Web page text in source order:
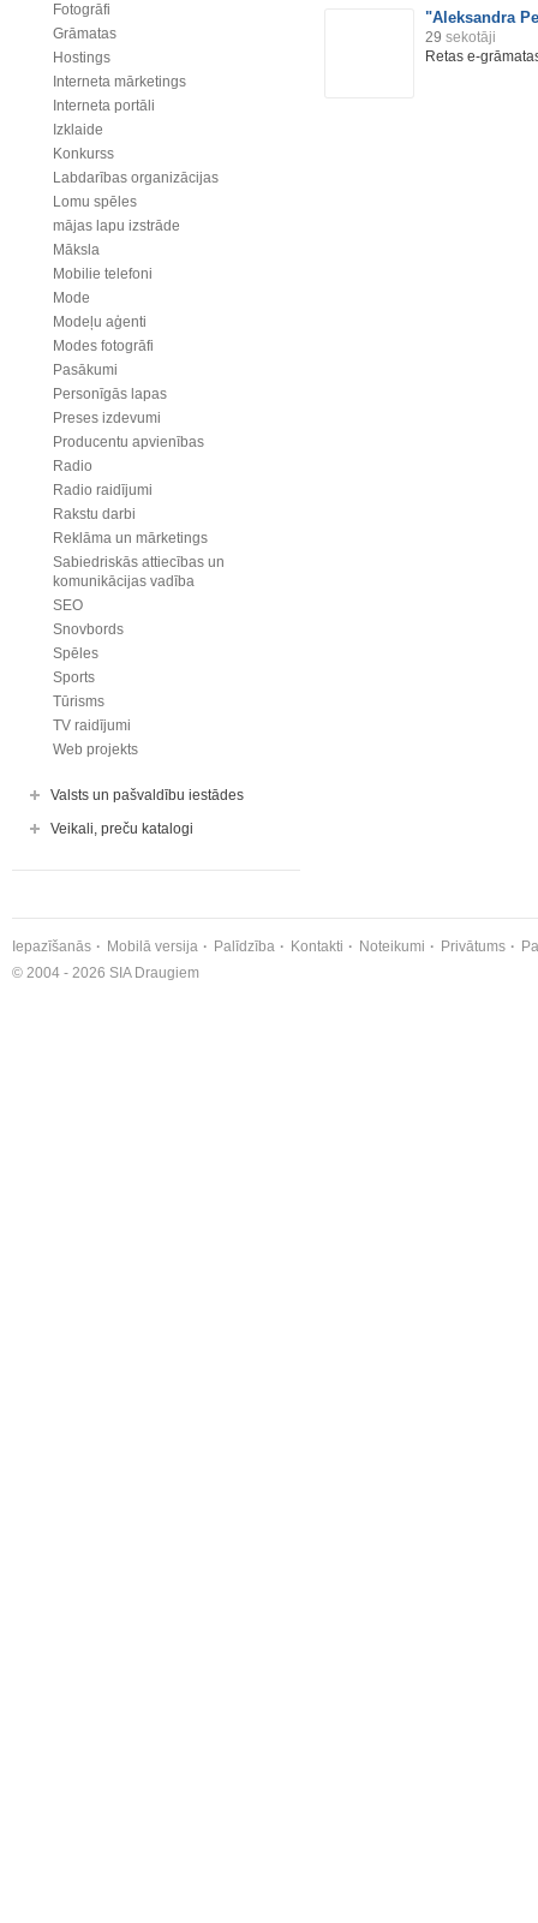
Fotogrāfi
Grāmatas
Hostings
Interneta mārketings
Interneta portāli
Izklaide
Konkurss
Labdarības organizācijas
Lomu spēles
mājas lapu izstrāde
Māksla
Mobilie telefoni
Mode
Modeļu aģenti
Modes fotogrāfi
Pasākumi
Personīgās lapas
Preses izdevumi
Producentu apvienības
Radio
Radio raidījumi
Rakstu darbi
Reklāma un mārketings
Sabiedriskās attiecības un
komunikācijas vadība
SEO
Snovbords
Spēles
Sports
Tūrisms
TV raidījumi
Web projekts
Valsts un pašvaldību iestādes
Veikali, preču katalogi
"Aleksandra
29 sekotāji
Retas e-
Iepazīšanās Mobilā versija Palīdzība Kontakti Noteikumi Privātums
© 2004 - 2026 SIA Draugiem